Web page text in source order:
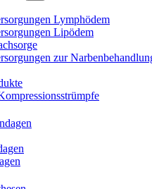
Lymphödem
Lipödem
zur